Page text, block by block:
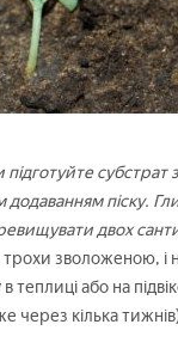
субстрат з
піску.
двох
трохи зволоженою, і
або на
через кілька